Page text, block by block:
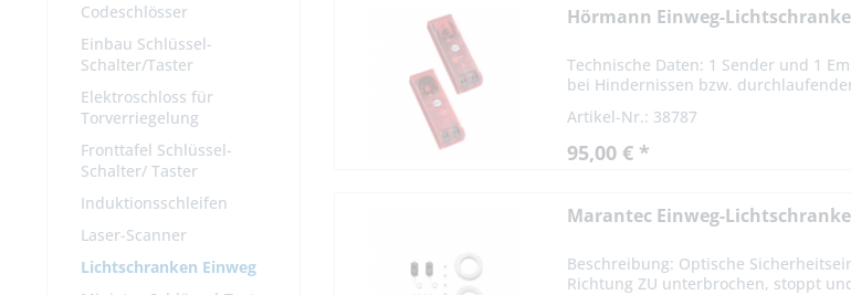
Codeschlösser
Einbau Schlüssel-
Schalter/Taster
Elektroschloss für
Torverriegelung
Fronttafel Schlüssel-
Schalter/ Taster
Induktionsschleifen
Laser-Scanner
Lichtschranken Einweg
Hörmann Einweg-Lichtschranke
Technische Daten: 1 Sender und 1
bei Hindernissen bzw.
Artikel-Nr.: 38787
95,00 € *
Marantec Einweg-
Beschreibung: Optische
Richtung ZU unterbrochen, stoppt